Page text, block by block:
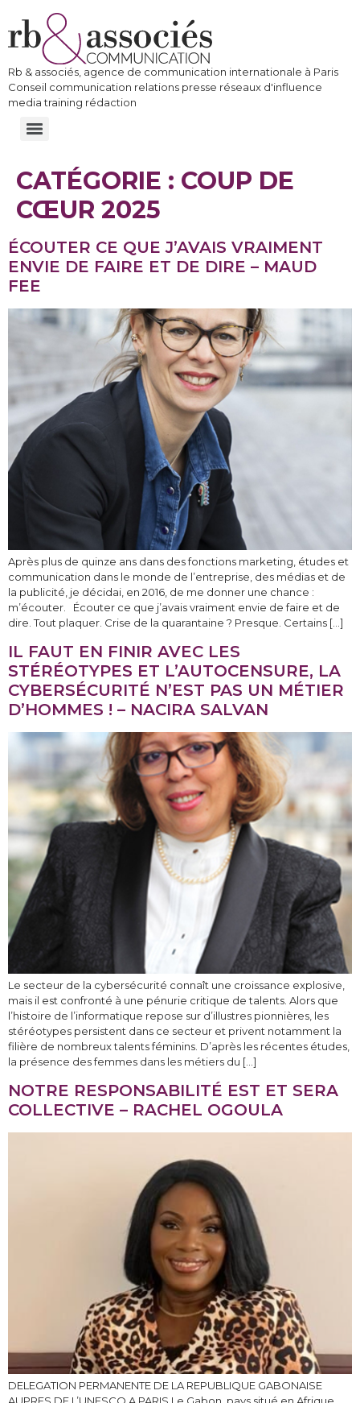
Rb & associés, agence de communication internationale à Paris
Conseil communication relations presse réseaux d'influence
media training rédaction
CATÉGORIE : COUP DE
CŒUR 2025
ÉCOUTER CE QUE J’AVAIS VRAIMENT
ENVIE DE FAIRE ET DE DIRE – MAUD
FEE
Après plus de quinze ans dans des fonctions marketing, études et
communication dans le monde de l’entreprise, des médias et de
la publicité, je décidai, en 2016, de me donner une chance :
m’écouter. Écouter ce que j’avais vraiment envie de faire et de
dire. Tout plaquer. Crise de la quarantaine ? Presque. Certains […]
IL FAUT EN FINIR AVEC LES
STÉRÉOTYPES ET L’AUTOCENSURE, LA
CYBERSÉCURITÉ N’EST PAS UN MÉTIER
D’HOMMES ! – NACIRA SALVAN
Le secteur de la cybersécurité connaît une croissance explosive,
mais il est confronté à une pénurie critique de talents. Alors que
l’histoire de l’informatique repose sur d’illustres pionnières, les
stéréotypes persistent dans ce secteur et privent notamment la
filière de nombreux talents féminins. D’après les récentes études,
la présence des femmes dans les métiers du […]
NOTRE RESPONSABILITÉ EST ET SERA
COLLECTIVE – RACHEL OGOULA
DELEGATION PERMANENTE DE LA REPUBLIQUE GABONAISE